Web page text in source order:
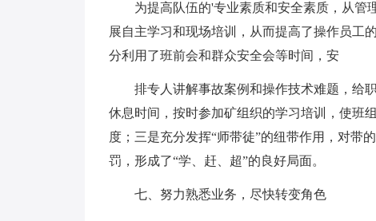
为提高队伍的'专业素质和安全素质，从管
展自主学习和现场培训，从而提高了操作员工
分利用了班前会和群众安全会等时间，安
排专人讲解事故案例和操作技术难题，给
休息时间，按时参加矿组织的学习培训，使班
度；三是充分发挥“师带徒”的纽带作用，对带
罚，形成了“学、赶、超”的良好局面。
七、努力熟悉业务，尽快转变角色